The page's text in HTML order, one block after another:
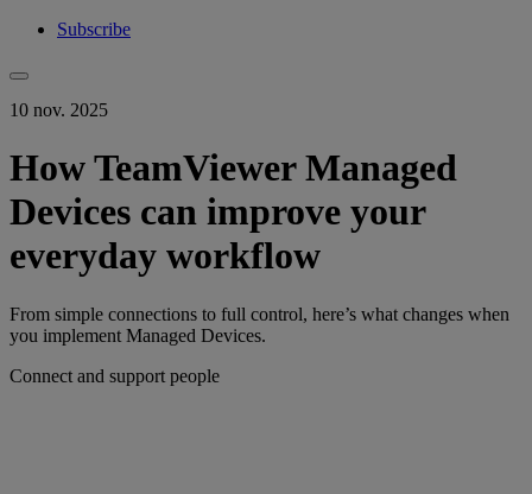
Subscribe
10 nov. 2025
How TeamViewer Managed
Devices can improve your
everyday workflow
From simple connections to full control, here’s what changes when
you implement Managed Devices.
Connect and support people